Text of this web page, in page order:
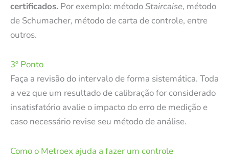
certificados. Por exemplo: métodoStaircaise, método
de Schumacher, método de carta de controle, entre
outros.
3º Ponto
Faça a revisão do intervalo de forma sistemática. Toda
a vez que um resultado de calibração for considerado
insatisfatório avalie o impacto do erro de medição e
caso necessário revise seu método de análise.
Como o Metroex ajuda a fazer um controle